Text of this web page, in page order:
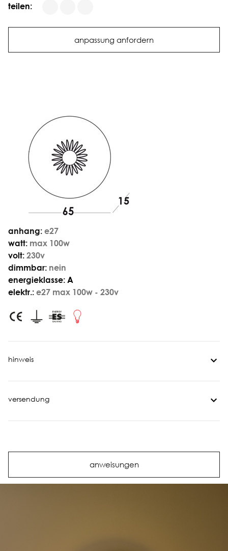
teilen:
anpassung anfordern
anhang: e27
watt: max 100w
volt: 230v
dimmbar: nein
energieklasse: A
elektr.: e27 max 100w - 230v
hinweis
versendung
anweisungen